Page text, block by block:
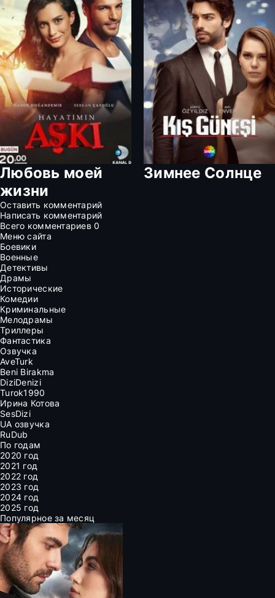
Любовь моей
жизни
Зимнее Солнце
Оставить комментарий
Написать комментарий
Всего комментариев0
Меню сайта
Боевики
Военные
Детективы
Драмы
Исторические
Комедии
Криминальные
Мелодрамы
Триллеры
Фантастика
Озвучка
AveTurk
Beni Birakma
DiziDenizi
Turok1990
Ирина Котова
SesDizi
UA озвучка
RuDub
По годам
2020 год
2021 год
2022 год
2023 год
2024 год
2025 год
Популярное за месяц